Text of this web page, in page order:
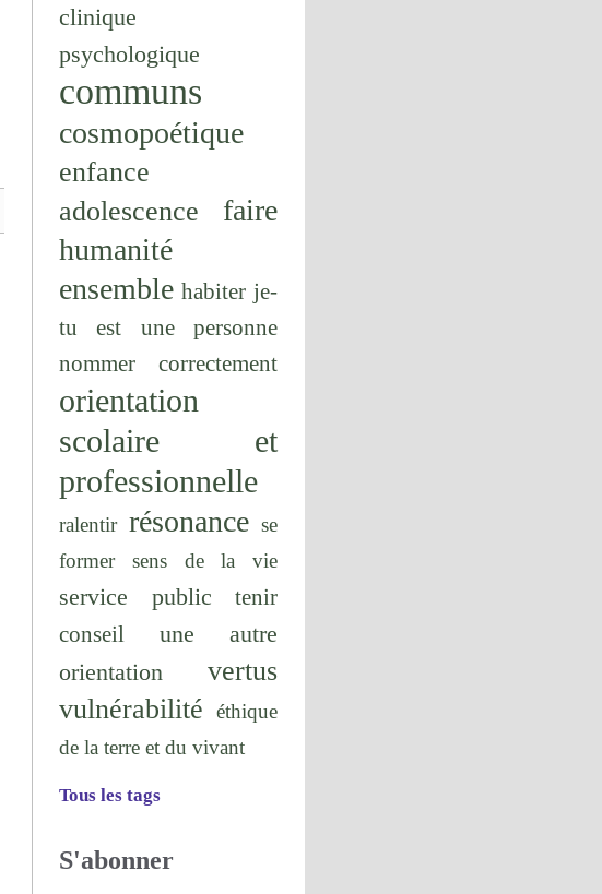
clinique
psychologique
communs
cosmopoétique
enfance
adolescence
faire
humanité
ensemble habiter je-
tu est une personne
nommer correctement
orientation
scolaire et
professionnelle
ralentir résonance se
former
sens de la vie
service public
tenir
conseil
une autre
orientation
vertus
vulnérabilité
éthique
de la terre et du vivant
Tous les tags
S'abonner